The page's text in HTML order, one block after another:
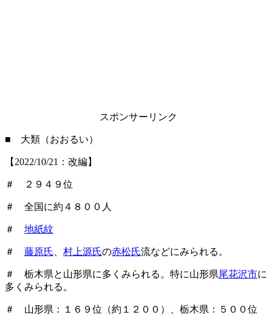
スポンサーリンク
■ 大類（おおるい）
【2022/10/21：改編】
＃ ２９４９位
＃ 全国に約４８００人
＃ 地紙紋
＃ 藤原氏 村上源氏の赤松氏流などにみられる。
＃ 栃木県と山形県に多くみられる。特に山形県尾花沢市に
多くみられる。
＃ 山形県：１６９位（約１２００）、栃木県：５００位